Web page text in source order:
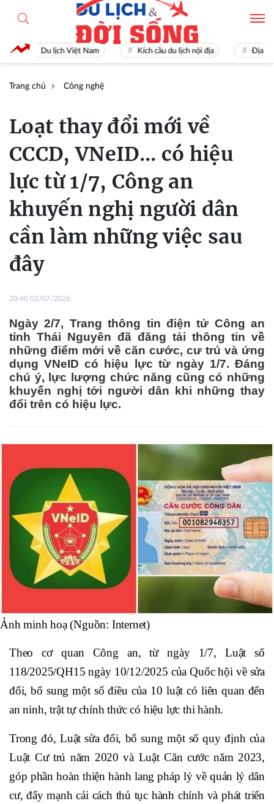
Du lịch Việt Nam Kích cầu du lịch nội địa Địa điểm
Trang chủ Công nghệ
Loạt thay đổi mới về
CCCD, VNeID... có hiệu
lực từ 1/7, Công an
khuyến nghị người dân
cần làm những việc sau
đây
20:40 03/07/2026
Ngày 2/7, Trang thông tin điện tử Công an
tỉnh Thái Nguyên đã đăng tải thông tin về
những điểm mới về căn cước, cư trú và ứng
dụng VNeID có hiệu lực từ ngày 1/7. Đáng
chú ý, lực lượng chức năng cũng có những
khuyến nghị tới người dân khi những thay
đổi trên có hiệu lực.
Ảnh minh hoạ (Nguồn: Internet)
Theo cơ quan Công an, từ ngày 1/7, Luật số
118/2025/QH15 ngày 10/12/2025 của Quốc hội về sửa
đổi, bổ sung một số điều của 10 luật có liên quan đến
an ninh, trật tự chính thức có hiệu lực thi hành.
Trong đó, Luật sửa đổi, bổ sung một số quy định của
Luật Cư trú năm 2020 và Luật Căn cước năm 2023,
góp phần hoàn thiện hành lang pháp lý về quản lý dân
cư, đẩy mạnh cải cách thủ tục hành chính và phát triển